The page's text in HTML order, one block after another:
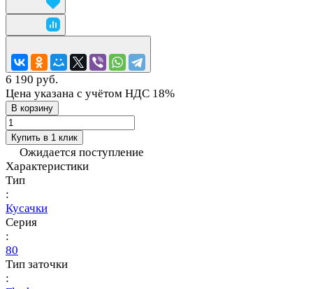
6 190 руб.
Цена указана с учётом НДС 18%
В корзину
Купить в 1 клик
Ожидается поступление
Характеристики
Тип
:
Кусачки
Серия
:
80
Тип заточки
: